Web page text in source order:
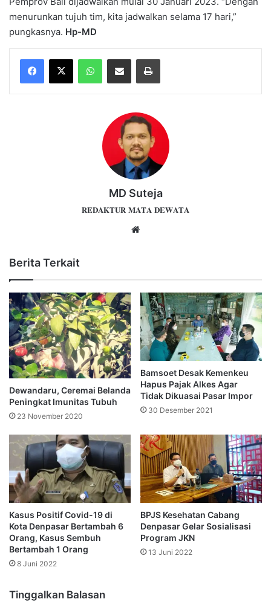
menurunkan tujuh tim, kita jadwalkan selama 17 hari,”
pungkasnya. Hp-MD
WhatsAppShare via Email Print
MD Suteja
𝐑𝐄𝐃𝐀𝐊𝐓𝐔𝐑 𝐌𝐀𝐓𝐀 𝐃𝐄𝐖𝐀𝐓𝐀
Berita Terkait
Dewandaru, Ceremai Belanda
Peningkat Imunitas Tubuh
23 November 2020
Bamsoet Desak Kemenkeu
Hapus Pajak Alkes Agar
Tidak Dikuasai Pasar Impor
30 Desember 2021
Kasus Positif Covid-19 di
Kota Denpasar Bertambah 6
Orang, Kasus Sembuh
Bertambah 1 Orang
8 Juni 2022
BPJS Kesehatan Cabang
Denpasar Gelar Sosialisasi
Program JKN
13 Juni 2022
Tinggalkan Balasan